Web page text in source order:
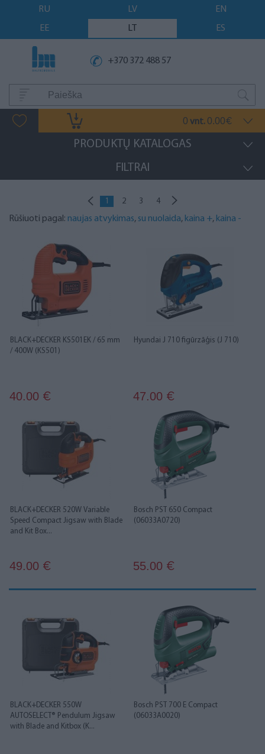
RU LV
EN
EE
LT ES
+370 372 488 57
0 vnt. 0.00€
PRODUKTŲ KATALOGAS
FILTRAI
1 2 3 4
Rūšiuoti pagal: naujas atvykimas, su nuolaida, kaina +, kaina -
BLACK+DECKER KS501EK / 65 mm
/ 400W (KS501)
40.00 €
Hyundai J 710 figūrzāģis (J 710)
47.00 €
BLACK+DECKER 520W Variable
Speed Compact Jigsaw with Blade
and Kit Box...
49.00 €
Bosch PST 650 Compact
(06033A0720)
55.00 €
BLACK+DECKER 550W
AUTOSELECT® Pendulum Jigsaw
with Blade and Kitbox (K...
Bosch PST 700 E Compact
(06033A0020)